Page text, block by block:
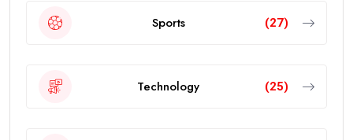
Sports (27)
Technology (25)